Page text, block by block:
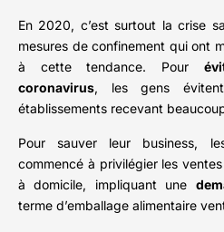
En 2020, c’est surtout la crise
mesures de confinement qui ont
à cette tendance. Pour
coronavirus, les gens
établissements recevant
Pour sauver leur business,
commencé à privilégier les
à domicile, impliquant une
terme d’emballage alimentaire